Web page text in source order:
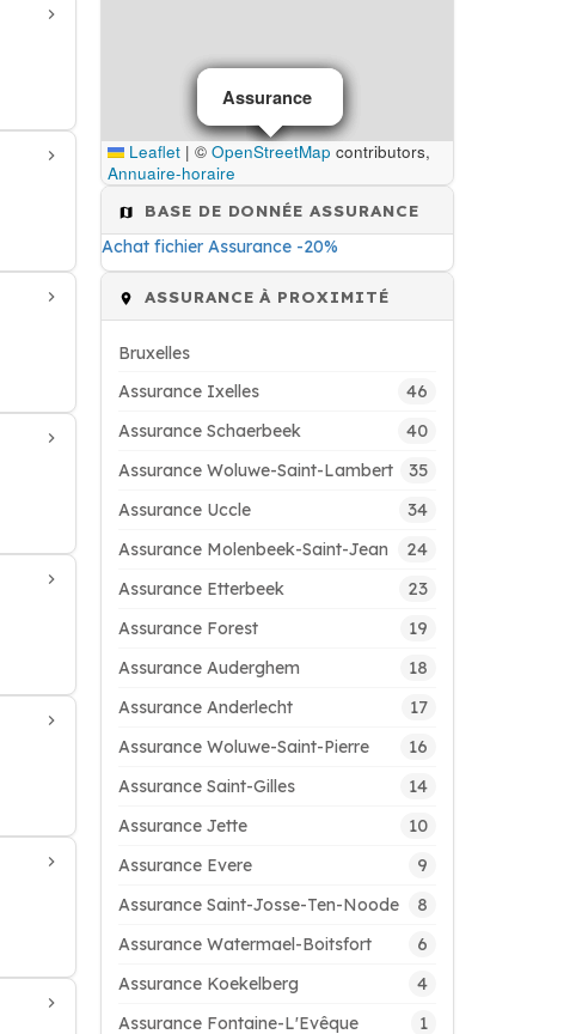
Assurance
Assurance
Assurance
Leaflet | © OpenStreetMap contributors,
Annuaire-horaire
BASE DE DONNÉE ASSURANCE
Achat fichier Assurance -20%
ASSURANCE À PROXIMITÉ
Bruxelles
Assurance Ixelles
46
Assurance Schaerbeek 40
Assurance Woluwe-Saint-Lambert 35
Assurance Uccle 34
Assurance Molenbeek-Saint-Jean 24
Assurance Etterbeek 23
Assurance Forest 19
Assurance Auderghem 18
Assurance Anderlecht 17
Assurance Woluwe-Saint-Pierre 16
Assurance Saint-Gilles 14
Assurance Jette 10
Assurance Evere 9
Assurance Saint-Josse-Ten-Noode 8
Assurance Watermael-Boitsfort 6
Assurance Koekelberg 4
Assurance Fontaine-L'Evêque 1